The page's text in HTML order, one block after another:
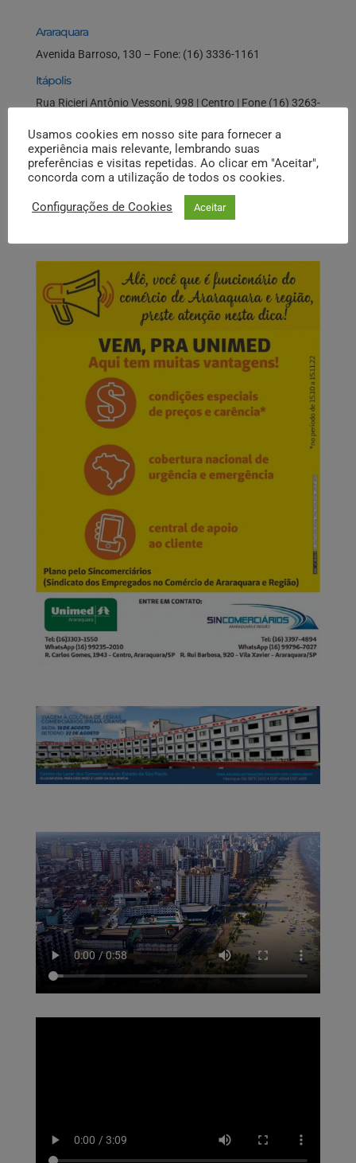
Araraquara
Avenida Barroso, 130 – Fone: (16) 3336-1161
Itápolis
Rua Ricieri Antônio Vessoni, 998 | Centro | Fone (16) 3263-
Ibitinga
R: Miguel Landin, 523 | Centro | Fone: (16) 3352-2801
Usamos cookies em nosso site para fornecer a
experiência mais relevante, lembrando suas
preferências e visitas repetidas. Ao clicar em "Aceitar",
concorda com a utilização de todos os cookies.
Configurações de Cookies Aceitar